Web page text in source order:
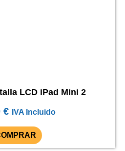
LCD iPad Mini 2
€ IVA Incluido